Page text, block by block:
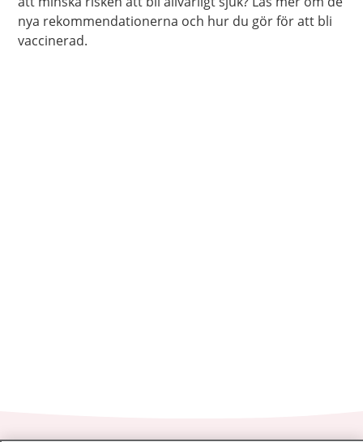
nya rekommendationerna och hur du gör för att bli
vaccinerad.